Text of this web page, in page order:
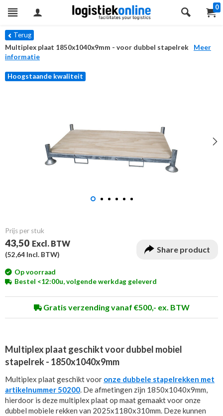
0
Terug
Multiplex plaat 1850x1040x9mm - voor dubbel stapelrek
Meer
informatie
Hoogstaande kwaliteit
Prijs per stuk
43,50 Excl. BTW
(52,64 Incl. BTW)
Share product
Op voorraad
Bestel <12:00u, volgende werkdag geleverd
Gratis verzending vanaf €500,- ex. BTW
Multiplex plaat geschikt voor dubbel mobiel
stapelrek - 1850x1040x9mm
Multiplex plaat geschikt voor onze dubbele stapelrekken met
artikelnummer 50200. De afmetingen zijn 1850x1040x9mm,
hierdoor is deze multiplex plaat op maat gemaakt voor onze
dubbel mobiele rekken van 2025x1180x310mm. Deze kunnen